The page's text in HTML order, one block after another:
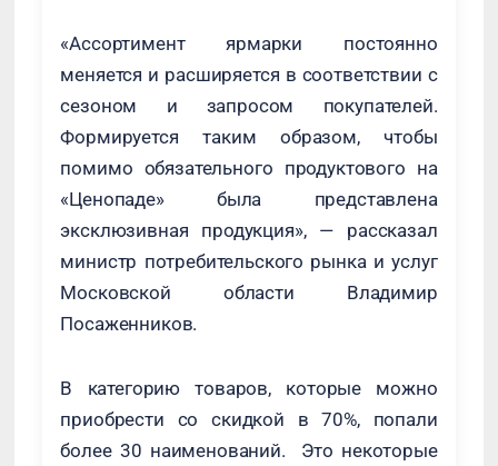
«Ассортимент ярмарки постоянно
меняется и расширяется в соответствии с
сезоном и запросом покупателей.
Формируется таким образом, чтобы
помимо обязательного продуктового на
«Ценопаде» была представлена
эксклюзивная продукция», — рассказал
министр потребительского рынка и услуг
Московской области Владимир
Посаженников.
В категорию товаров, которые можно
приобрести со скидкой в 70%, попали
более 30 наименований. Это некоторые